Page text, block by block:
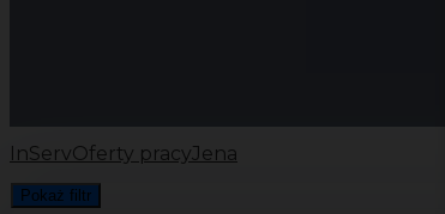
InServOferty pracyJena
Pokaż filtr